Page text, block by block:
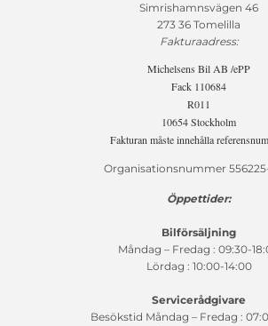
Simrishamnsvägen 46
273 36 Tomelilla
Fakturaadress:
Michelsens Bil AB /ePP
Fack 110684
R011
10654 Stockholm
Fakturan måste innehålla
Organisationsnummer
Öppettider:
Bilförsäljning
Måndag – Fredag : 09:30-
Lördag : 10:00-14:00
Servicerådgivare
Besökstid Måndag – Fredag :